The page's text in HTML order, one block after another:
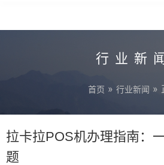
行业新
首页 » 行业新闻 »
拉卡拉POS机办理指南：
题